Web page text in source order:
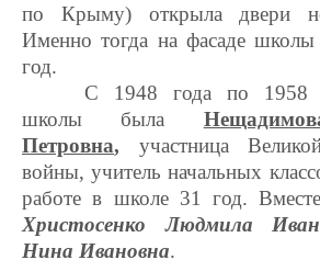
по Крыму) открыла двери
Именно тогда на фасаде школы
год.
С 1948 года по 1958
школы была
Петровна, участница
войны, учитель начальных
работе в школе 31 год.
Христосенко Людмила
Нина Ивановна.